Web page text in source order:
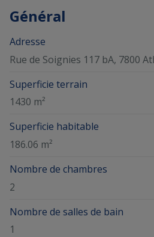
Général
Adresse
Rue de Soignies 117 bA, 7800
Superficie terrain
1430 m²
Superficie habitable
186.06 m²
Nombre de chambres
2
Nombre de salles de bain
1